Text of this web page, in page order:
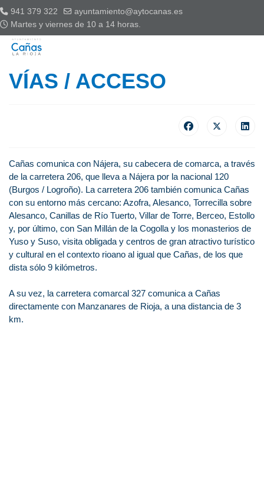
941 379 322
ayuntamiento@aytocanas.es
Martes y viernes de 10 a 14 horas.
VÍAS / ACCESO
Cañas comunica con Nájera, su cabecera de comarca, a través
de la carretera 206, que lleva a Nájera por la nacional 120
(Burgos / Logroño). La carretera 206 también comunica Cañas
con su entorno más cercano: Azofra, Alesanco, Torrecilla sobre
Alesanco, Canillas de Río Tuerto, Villar de Torre, Berceo, Estollo
y, por último, con San Millán de la Cogolla y los monasterios de
Yuso y Suso, visita obligada y centros de gran atractivo turístico
y cultural en el contexto rioano al igual que Cañas, de los que
dista sólo 9 kilómetros.
A su vez, la carretera comarcal 327 comunica a Cañas
directamente con Manzanares de Rioja, a una distancia de 3
km.